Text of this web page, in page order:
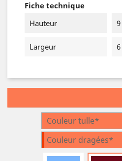
Fiche technique
Hauteur
Largeur
Couleur tulle*
Couleur dragées*